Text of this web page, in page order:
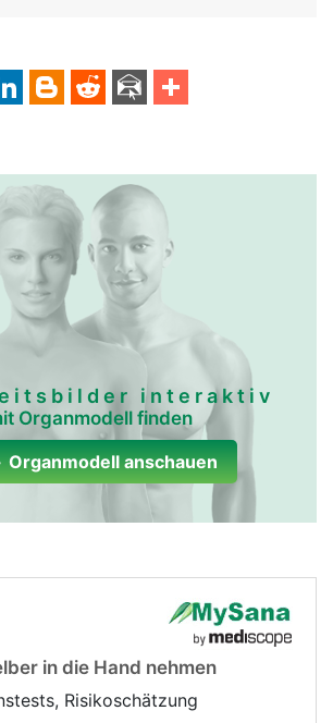
interaktiv
Organmodell finden
Organmodell anschauen
in die Hand nehmen
Risikoschätzung